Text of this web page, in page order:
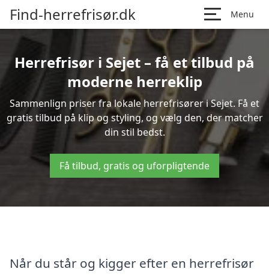
Find-herrefrisør.dk Menu
Herrefrisør i Sejet – få et tilbud på
moderne herreklip
Sammenlign priser fra lokale herrefrisører i Sejet. Få et
gratis tilbud på klip og styling, og vælg den, der matcher
din stil bedst.
Få tilbud, gratis og uforpligtende
Når du står og kigger efter en herrefrisør